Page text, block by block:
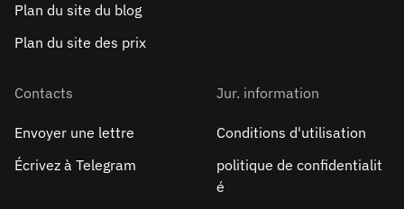
Plan du site du blog
Plan du site des prix
Contacts
Envoyer une lettre
Écrivez à Telegram
Jur. information
Conditions d'utilisation
politique de confidentialit
é